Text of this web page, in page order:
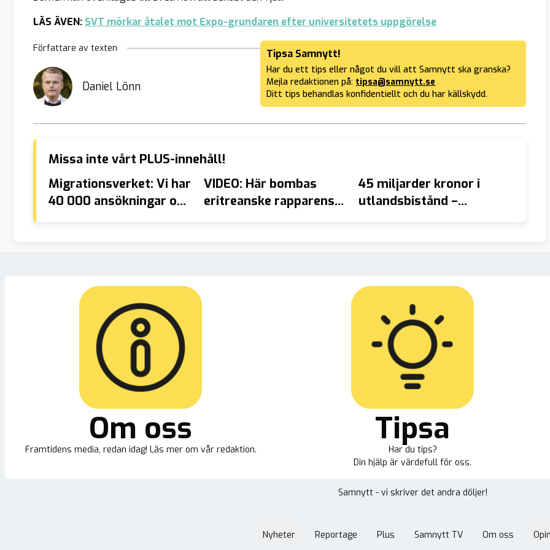
LÄS ÄVEN: SVT mörkar åtalet mot Expo-grundaren efter universitetets uppgörelse
Författare av texten
Daniel Lönn
Tipsa Samnytt!
Har du ett tips eller något du vill att Samnytt ska granska?
Mejla redaktionen på: tipsa@samnytt.se
Ditt tips behandlas konfidentiellt och du har källskydd.
Missa inte vårt PLUS-innehåll!
Migrationsverket: Vi har
40 000 ansökningar om
VIDEO: Här bombas
eritreanske rapparens
45 miljarder kronor i
utlandsbistånd –
Om oss
Framtidens media, redan idag! Läs mer om vår redaktion.
Tipsa
Har du tips?
Din hjälp är värdefull för oss.
Samnytt - vi skriver det andra döljer!
Nyheter Reportage Plus Samnytt TV Om oss